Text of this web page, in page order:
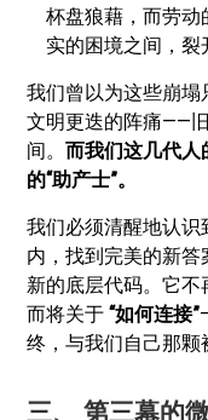
杯盘狼藉，而劳
实的困境之间，裂
我们曾以为这些崩
文明更迭的阵痛——
间。而我们这几代
的“助产士”。
我们必须清醒地认
内，找到完美的新
新的底层代码。它
而将关于“如何连接”
终，与我们自己那颗
三、 第三幕的